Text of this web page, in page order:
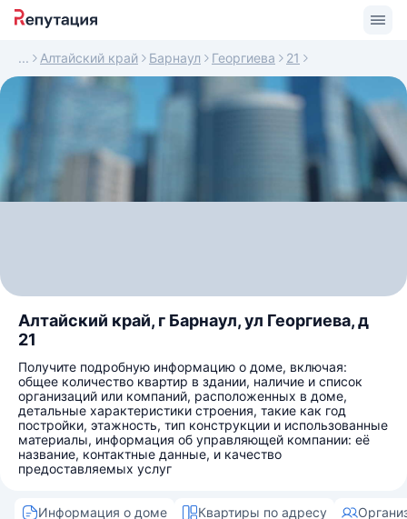
Алтайский край Барнаул Георгиева 21
Алтайский край, г Барнаул, ул Георгиева, д
21
Получите подробную информацию о доме, включая:
общее количество квартир в здании, наличие и список
организаций или компаний, расположенных в доме,
детальные характеристики строения, такие как год
постройки, этажность, тип конструкции и использованные
материалы, информация об управляющей компании: её
название, контактные данные, и качество
предоставляемых услуг
Информация о доме Квартиры по адресу